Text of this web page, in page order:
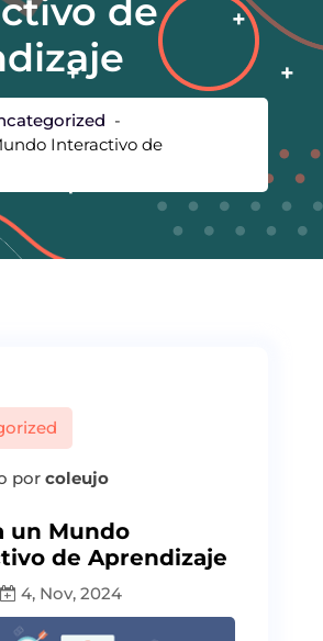
de
-
Interactivo de
por coleujo
un Mundo
de Aprendizaje
4, Nov, 2024